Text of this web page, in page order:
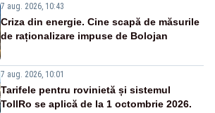
7 aug. 2026, 10:43
Criza din energie. Cine scapă de măsurile
de raționalizare impuse de Bolojan
7 aug. 2026, 10:01
Tarifele pentru rovinietă și sistemul
TollRo se aplică de la 1 octombrie 2026.